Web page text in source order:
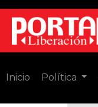
Inicio Política